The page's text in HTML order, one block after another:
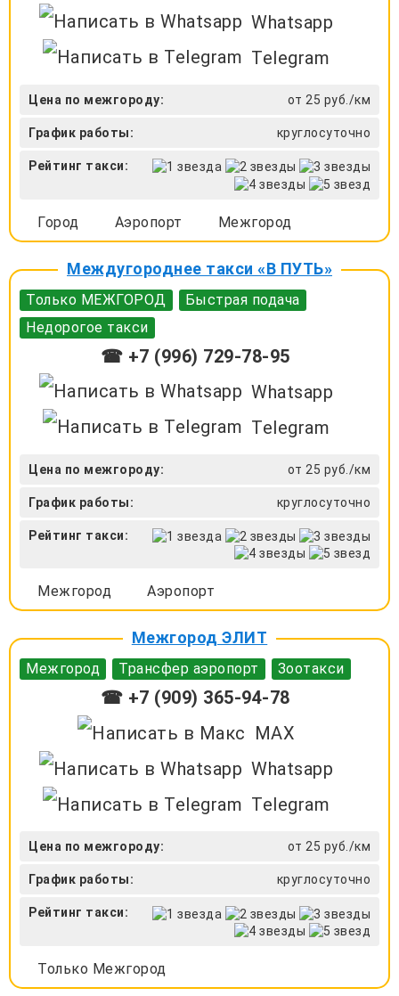
Whatsapp
Telegram
Цена по межгороду: от 25 руб./км
График работы: круглосуточно
Рейтинг такси:
Город Аэропорт Межгород
Междугороднее такси «В ПУТЬ»
Только МЕЖГОРОД
Быстрая подача
Недорогое такси
☎ +7 (996) 729-78-95
Whatsapp
Telegram
Цена по межгороду: от 25 руб./км
График работы: круглосуточно
Рейтинг такси:
Межгород Аэропорт
Межгород ЭЛИТ
Межгород Трансфер аэропорт Зоотакси
☎ +7 (909) 365-94-78
MAX
Whatsapp
Telegram
Цена по межгороду: от 25 руб./км
График работы: круглосуточно
Рейтинг такси:
Только Межгород